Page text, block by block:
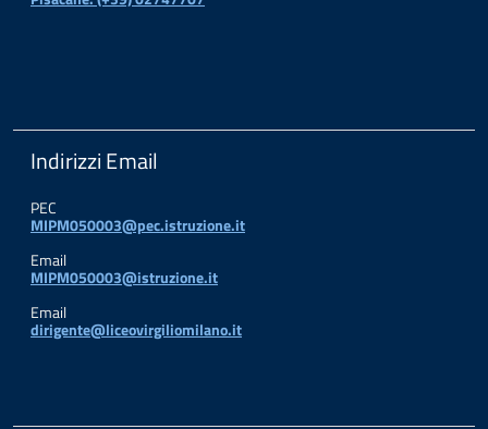
Indirizzi Email
PEC
MIPM050003@pec.istruzione.it
Email
MIPM050003@istruzione.it
Email
dirigente@liceovirgiliomilano.it